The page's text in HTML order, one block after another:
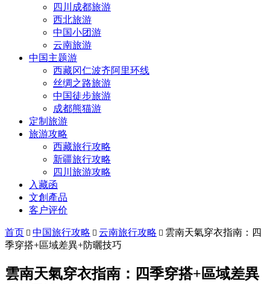
四川成都旅游
西北旅游
中国小团游
云南旅游
中国主题游
西藏冈仁波齐阿里环线
丝绸之路旅游
中国徒步旅游
成都熊猫游
定制旅游
旅游攻略
西藏旅行攻略
新疆旅行攻略
四川旅游攻略
入藏函
文創產品
客户评价
首页  中国旅行攻略  云南旅行攻略  雲南天氣穿衣指南：四
季穿搭+區域差異+防曬技巧
雲南天氣穿衣指南：四季穿搭+區域差異